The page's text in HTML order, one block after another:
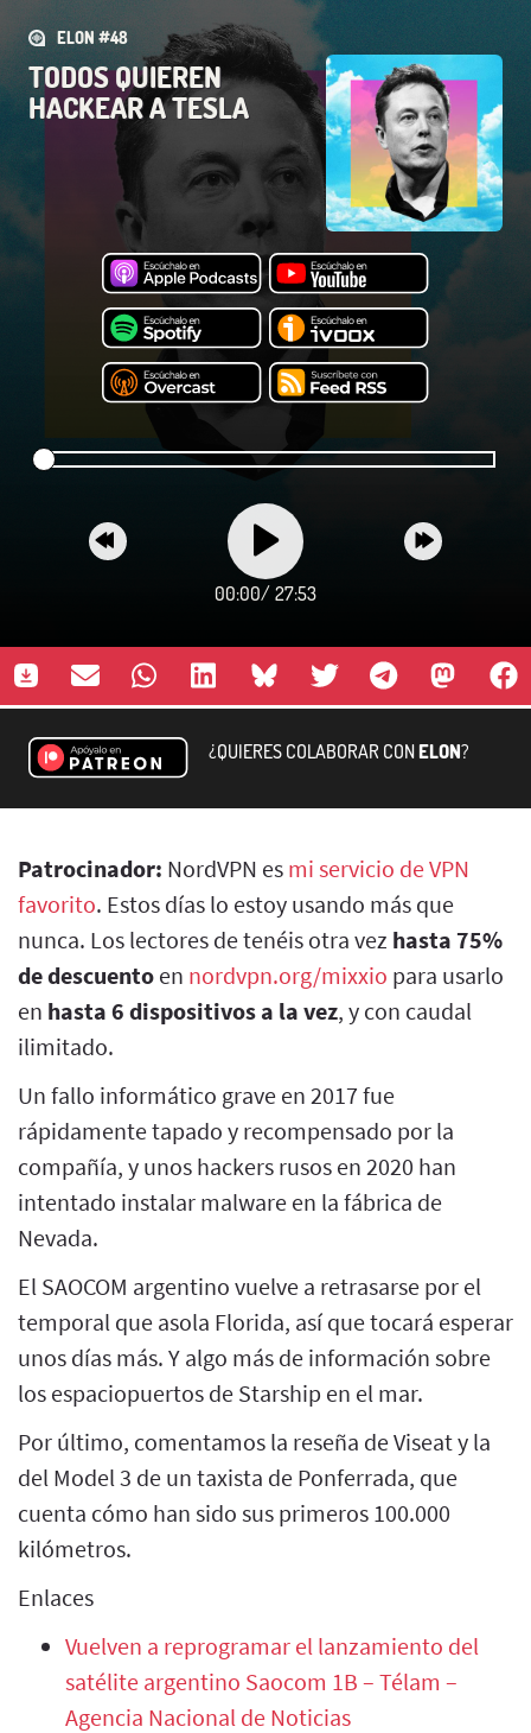
ELON #48
TODOS QUIEREN
HACKEAR A TESLA
00:00/ 27:53
¿QUIERES COLABORAR CONELON?
Patrocinador: NordVPN es mi servicio de VPN
favorito. Estos días lo estoy usando más que
nunca. Los lectores de tenéis otra vez hasta 75%
de descuento en nordvpn.org/mixxio para usarlo
en hasta 6 dispositivos a la vez, y con caudal
ilimitado.
Un fallo informático grave en 2017 fue
rápidamente tapado y recompensado por la
compañía, y unos hackers rusos en 2020 han
intentado instalar malware en la fábrica de
Nevada.
El SAOCOM argentino vuelve a retrasarse por el
temporal que asola Florida, así que tocará esperar
unos días más. Y algo más de información sobre
los espaciopuertos de Starship en el mar.
Por último, comentamos la reseña de Viseat y la
del Model 3 de un taxista de Ponferrada, que
cuenta cómo han sido sus primeros 100.000
kilómetros.
Enlaces
Vuelven a reprogramar el lanzamiento del
satélite argentino Saocom 1B – Télam –
Agencia Nacional de Noticias